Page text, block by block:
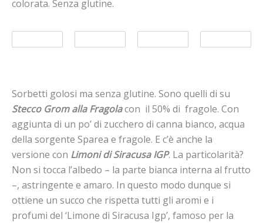
colorata. Senza glutine.
Sorbetti golosi ma senza glutine. Sono quelli di su
Stecco Grom alla Fragolacon il 50% di fragole. Con
aggiunta di un po’ di zucchero di canna bianco, acqua
della sorgente Sparea e fragole. E c’è anche la
versione con Limoni di Siracusa IGP. La particolarità?
Non si tocca l’albedo – la parte bianca interna al frutto
–, astringente e amaro. In questo modo dunque si
ottiene un succo che rispetta tutti gli aromi e i
profumi del ‘Limone di Siracusa Igp’, famoso per la